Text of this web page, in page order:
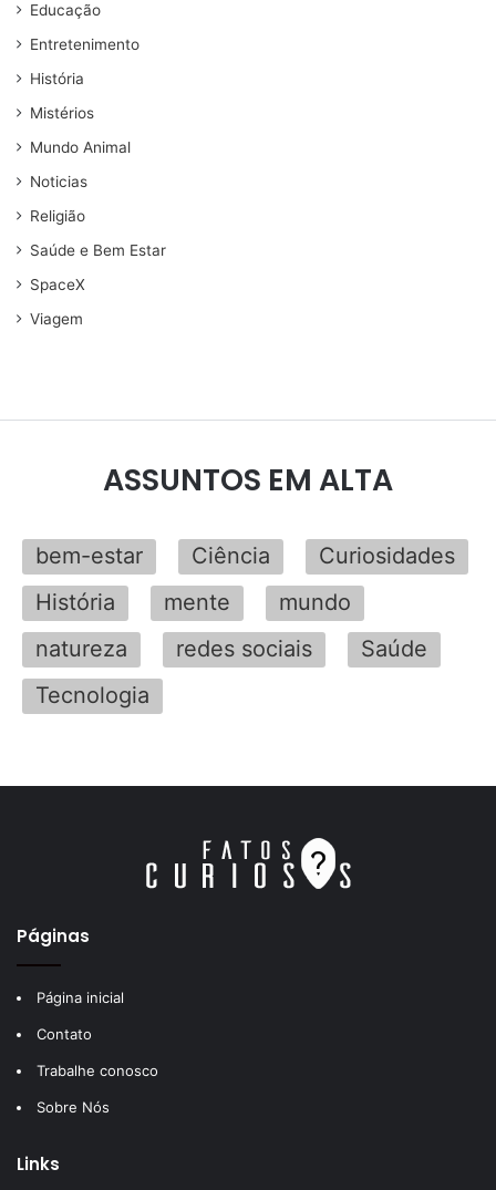
Educação
Entretenimento
História
Mistérios
Mundo Animal
Noticias
Religião
Saúde e Bem Estar
SpaceX
Viagem
ASSUNTOS EM ALTA
bem-estar Ciência
Curiosidades
História
mente
mundo
natureza
redes sociais
Saúde
Tecnologia
Páginas
Página inicial
Contato
Trabalhe conosco
Sobre Nós
Links